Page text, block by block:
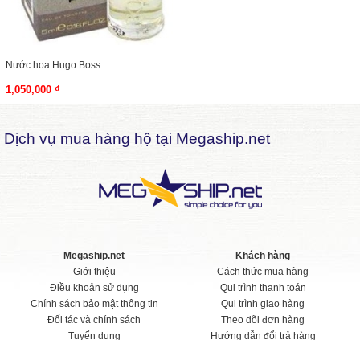
Nước hoa Hugo Boss
1,050,000 ₫
Dịch vụ mua hàng hộ tại Megaship.net
Megaship.net
Giới thiệu
Điều khoản sử dụng
Chính sách bảo mật thông tin
Đối tác và chính sách
Tuyển dụng
Khách hàng
Cách thức mua hàng
Qui trình thanh toán
Qui trình giao hàng
Theo dõi đơn hàng
Hướng dẫn đổi trả hàng